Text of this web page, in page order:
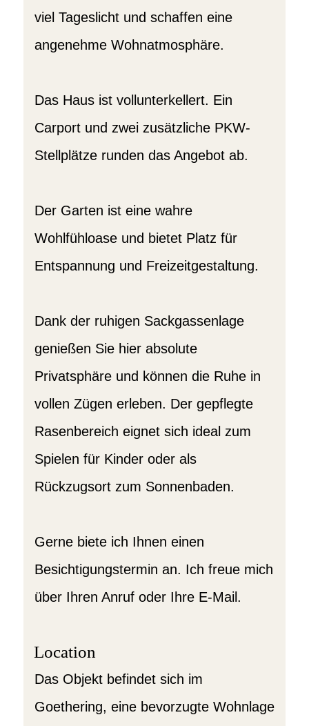
viel Tageslicht und schaffen eine
angenehme Wohnatmosphäre.
Das Haus ist vollunterkellert. Ein
Carport und zwei zusätzliche PKW-
Stellplätze runden das Angebot ab.
Der Garten ist eine wahre
Wohlfühloase und bietet Platz für
Entspannung und Freizeitgestaltung.
Dank der ruhigen Sackgassenlage
genießen Sie hier absolute
Privatsphäre und können die Ruhe in
vollen Zügen erleben. Der gepflegte
Rasenbereich eignet sich ideal zum
Spielen für Kinder oder als
Rückzugsort zum Sonnenbaden.
Gerne biete ich Ihnen einen
Besichtigungstermin an. Ich freue mich
über Ihren Anruf oder Ihre E-Mail.
Location
Das Objekt befindet sich im
Goethering, eine bevorzugte Wohnlage